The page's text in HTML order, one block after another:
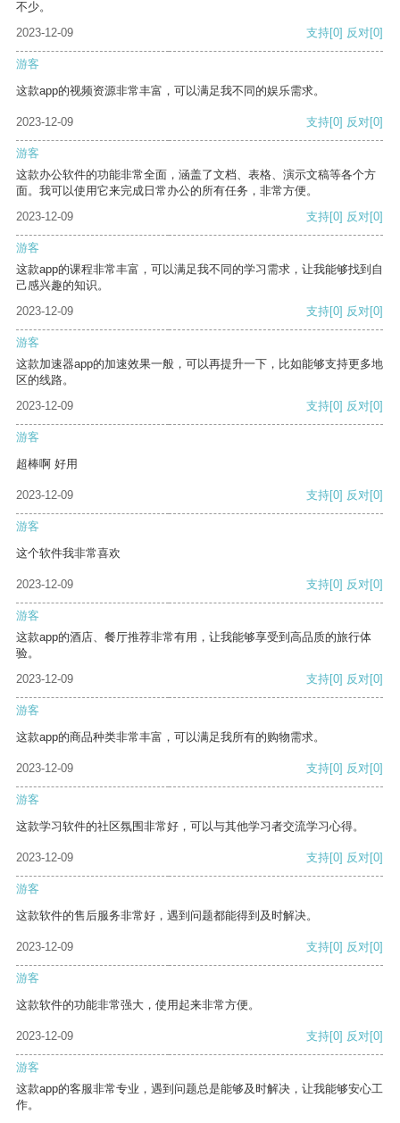
不少。
2023-12-09
支持[0] 反对[0]
游客
这款app的视频资源非常丰富，可以满足我不同的娱乐需求。
2023-12-09 支持[0] 反对[0]
游客
这款办公软件的功能非常全面，涵盖了文档、表格、演示文稿等各个方
面。我可以使用它来完成日常办公的所有任务，非常方便。
2023-12-09
支持[0] 反对[0]
游客
这款app的课程非常丰富，可以满足我不同的学习需求，让我能够找到自
己感兴趣的知识。
2023-12-09
支持[0] 反对[0]
游客
这款加速器app的加速效果一般，可以再提升一下，比如能够支持更多地
区的线路。
2023-12-09
支持[0] 反对[0]
游客
超棒啊 好用
2023-12-09 支持[0] 反对[0]
游客
这个软件我非常喜欢
2023-12-09 支持[0] 反对[0]
游客
这款app的酒店、餐厅推荐非常有用，让我能够享受到高品质的旅行体
验。
2023-12-09
支持[0] 反对[0]
游客
这款app的商品种类非常丰富，可以满足我所有的购物需求。
2023-12-09 支持[0] 反对[0]
游客
这款学习软件的社区氛围非常好，可以与其他学习者交流学习心得。
2023-12-09 支持[0] 反对[0]
游客
这款软件的售后服务非常好，遇到问题都能得到及时解决。
2023-12-09 支持[0] 反对[0]
游客
这款软件的功能非常强大，使用起来非常方便。
2023-12-09 支持[0] 反对[0]
游客
这款app的客服非常专业，遇到问题总是能够及时解决，让我能够安心工
作。